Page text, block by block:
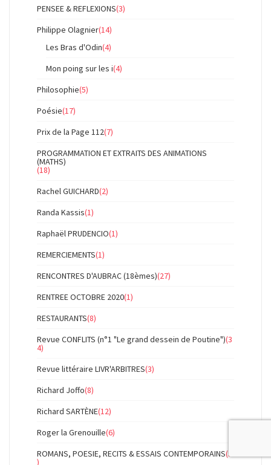
PENSEE & REFLEXIONS(3)
Philippe Olagnier(14)
Les Bras d'Odin(4)
Mon poing sur les i(4)
Philosophie(5)
Poésie(17)
Prix de la Page 112(7)
PROGRAMMATION ET EXTRAITS DES ANIMATIONS
(MATHS)
(18)
Rachel GUICHARD(2)
Randa Kassis(1)
Raphaël PRUDENCIO(1)
REMERCIEMENTS(1)
RENCONTRES D'AUBRAC (18èmes)(27)
RENTREE OCTOBRE 2020(1)
RESTAURANTS(8)
Revue CONFLITS (n°1 "Le grand dessein de Poutine")(3
4)
Revue littéraire LIVR'ARBITRES(3)
Richard Joffo(8)
Richard SARTÈNE(12)
Roger la Grenouille(6)
ROMANS, POESIE, RECITS & ESSAIS CONTEMPORAINS(5
)